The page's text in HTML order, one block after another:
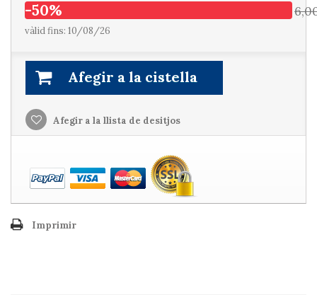
-50%
vàlid fins: 10/08/26
Afegir a la cistella
Afegir a la llista de desitjos
Imprimir